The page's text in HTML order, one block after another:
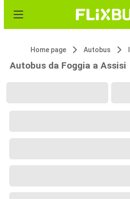
Home page Autobus
Autobus da Foggia a Assisi